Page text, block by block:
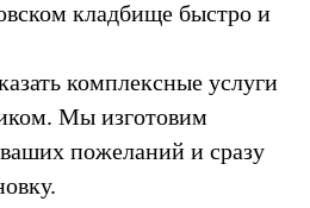
кладбище быстро и
комплексные услуги
Мы изготовим
пожеланий и сразу